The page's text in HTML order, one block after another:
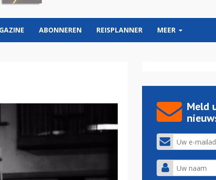
ABONNEREN REISPLANNER MEER
Meld